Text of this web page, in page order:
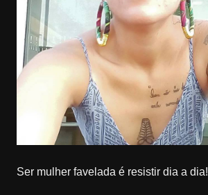
Ser mulher favelada é resistir dia a dia!